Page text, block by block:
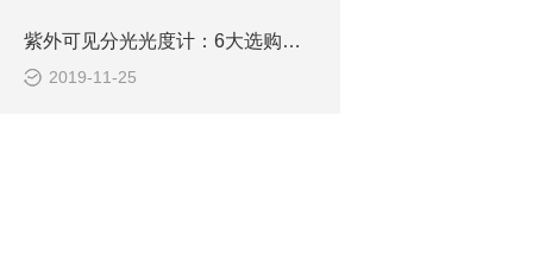
紫外可见分光光度计：6大选购技巧总结
2019-11-25